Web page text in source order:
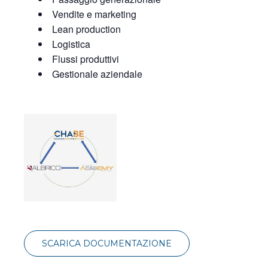
Vendite e marketing
Lean production
Logistica
Flussi produttivi
Gestionale aziendale
SCARICA DOCUMENTAZIONE